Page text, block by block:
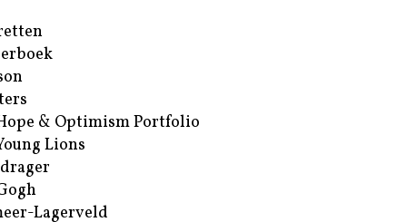
& Optimism Portfolio
Lions
Lagerveld